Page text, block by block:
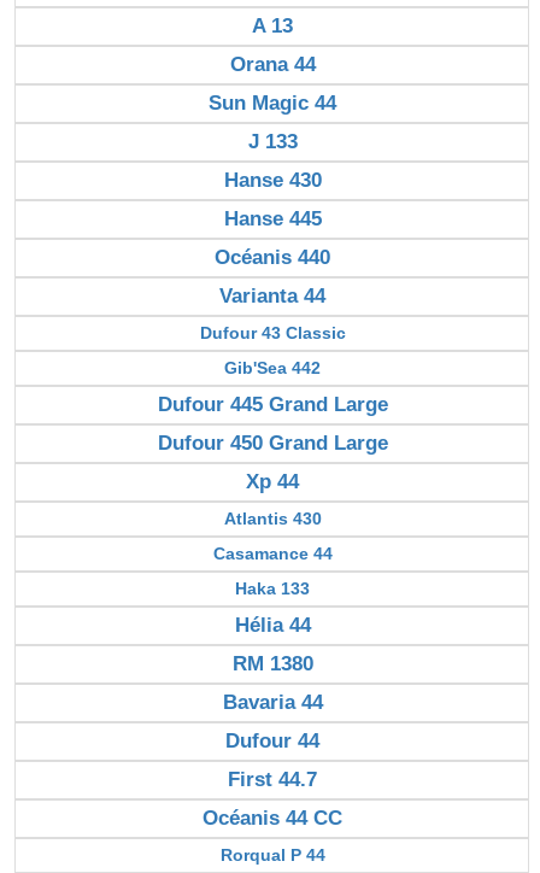
A 13
Orana 44
Sun Magic 44
J 133
Hanse 430
Hanse 445
Océanis 440
Varianta 44
Dufour 43 Classic
Gib'Sea 442
Dufour 445 Grand Large
Dufour 450 Grand Large
Xp 44
Atlantis 430
Casamance 44
Haka 133
Hélia 44
RM 1380
Bavaria 44
Dufour 44
First 44.7
Océanis 44 CC
Rorqual P 44